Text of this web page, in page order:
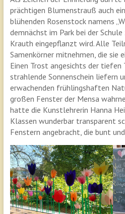
prächtigen Blumenstrauß auch
blühenden Rosenstock namens
demnächst im Park bei der
Krauth eingepflanzt wird. Alle
Samenkörner mitnehmen, die sie
Einen Trost angesichts der tiefen
strahlende Sonnenschein liefern
erwachenden frühlingshaften
großen Fenster der Mensa
hatte die Kunstlehrerin Hanna
Klassen wunderbar transparent
Fenstern angebracht, die bunt